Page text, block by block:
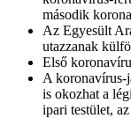
második
Az Egyesült
utazzanak
Első
A koronavírus-
is okozhat a
ipari testület,